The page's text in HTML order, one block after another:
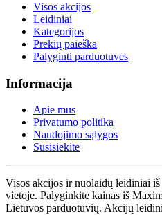
Visos akcijos
Leidiniai
Kategorijos
Prekių paieška
Palyginti parduotuves
Informacija
Apie mus
Privatumo politika
Naudojimo sąlygos
Susisiekite
Visos akcijos ir nuolaidų leidiniai
vietoje. Palyginkite kainas iš
Lietuvos parduotuvių. Akcijų